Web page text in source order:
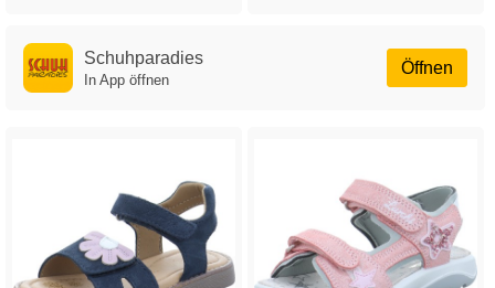
Öffnen
Schuhparadies
In App öffnen